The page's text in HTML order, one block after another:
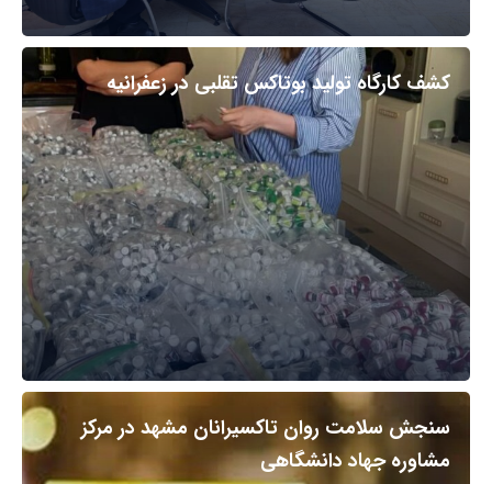
کشف کارگاه تولید بوتاکس تقلبی در زعفرانیه
سنجش سلامت روان تاکسیرانان مشهد در مرکز
مشاوره جهاد دانشگاهی